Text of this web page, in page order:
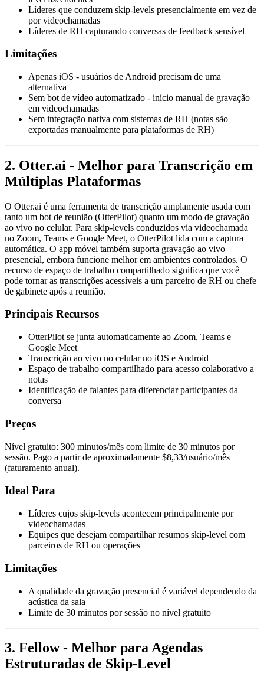
Líderes que conduzem skip-levels presencialmente em vez de
por videochamadas
Líderes de RH capturando conversas de feedback sensível
Limitações
Apenas iOS - usuários de Android precisam de uma
alternativa
Sem bot de vídeo automatizado - início manual de gravação
em videochamadas
Sem integração nativa com sistemas de RH (notas são
exportadas manualmente para plataformas de RH)
2. Otter.ai - Melhor para Transcrição em
Múltiplas Plataformas
O Otter.ai é uma ferramenta de transcrição amplamente usada com
tanto um bot de reunião (OtterPilot) quanto um modo de gravação
ao vivo no celular. Para skip-levels conduzidos via videochamada
no Zoom, Teams e Google Meet, o OtterPilot lida com a captura
automática. O app móvel também suporta gravação ao vivo
presencial, embora funcione melhor em ambientes controlados. O
recurso de espaço de trabalho compartilhado significa que você
pode tornar as transcrições acessíveis a um parceiro de RH ou chefe
de gabinete após a reunião.
Principais Recursos
OtterPilot se junta automaticamente ao Zoom, Teams e
Google Meet
Transcrição ao vivo no celular no iOS e Android
Espaço de trabalho compartilhado para acesso colaborativo a
notas
Identificação de falantes para diferenciar participantes da
conversa
Preços
Nível gratuito: 300 minutos/mês com limite de 30 minutos por
sessão. Pago a partir de aproximadamente $8,33/usuário/mês
(faturamento anual).
Ideal Para
Líderes cujos skip-levels acontecem principalmente por
videochamadas
Equipes que desejam compartilhar resumos skip-level com
parceiros de RH ou operações
Limitações
A qualidade da gravação presencial é variável dependendo da
acústica da sala
Limite de 30 minutos por sessão no nível gratuito
3. Fellow - Melhor para Agendas
Estruturadas de Skip-Level